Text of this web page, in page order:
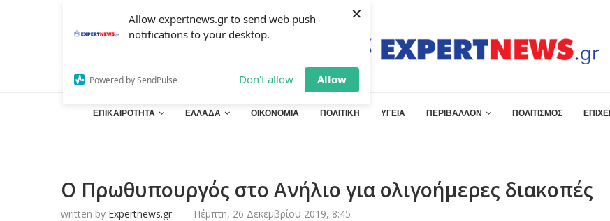
Allow expertnews.gr to send web push
notifications to your desktop.
Powered by SendPulse Don't allow Allow
×
ΕΠΙΚΑΙΡΟΤΗΤΑ ΕΛΛΑΔΑ ΟΙΚΟΝΟΜΙΑ ΠΟΛΙΤΙΚΗ ΥΓΕΙΑ ΠΕΡΙΒΑΛΛΟΝ ΠΟΛΙΤΙΣΜΟΣ
Ο Πρωθυπουργός στο Ανήλιο για ολιγοήμερες διακοπές
written by Expertnews.gr Πέμπτη, 26 Δεκεμβρίου 2019, 8:45